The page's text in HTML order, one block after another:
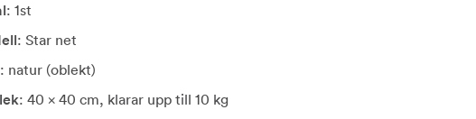
: 1st
: Star net
: natur (oblekt)
: 40 x 40 cm, klarar upp till 10 kg